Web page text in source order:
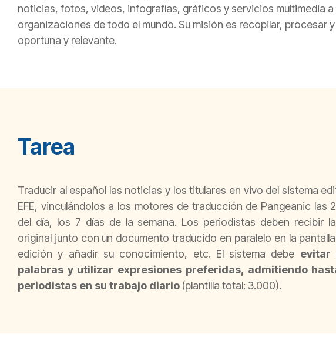
noticias, fotos, videos, infografías, gráficos y servicios multimedia
organizaciones de todo el mundo. Su misión es recopilar, procesar
oportuna y relevante.
Tarea
Traducir al español las noticias y los titulares en vivo del sistema
EFE, vinculándolos a los motores de traducción de Pangeanic las
del día, los 7 días de la semana. Los periodistas deben recibir
original junto con un documento traducido en paralelo en la
edición y añadir su conocimiento, etc. El sistema debe evitar
palabras y utilizar expresiones preferidas, admitiendo
periodistas en su trabajo diario (plantilla total: 3.000).